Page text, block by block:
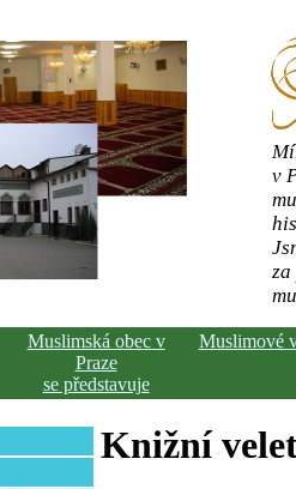
v
Muslimská obec v
Praze
se představuje
Muslimové
Knižní